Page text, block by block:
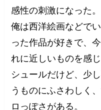
感性の刺激になった。
俺は西洋絵画などで
った作品が好きで、
れに近しいものを感じ
シュールだけど、少
うものにふさわしく
ロっぽさがある。